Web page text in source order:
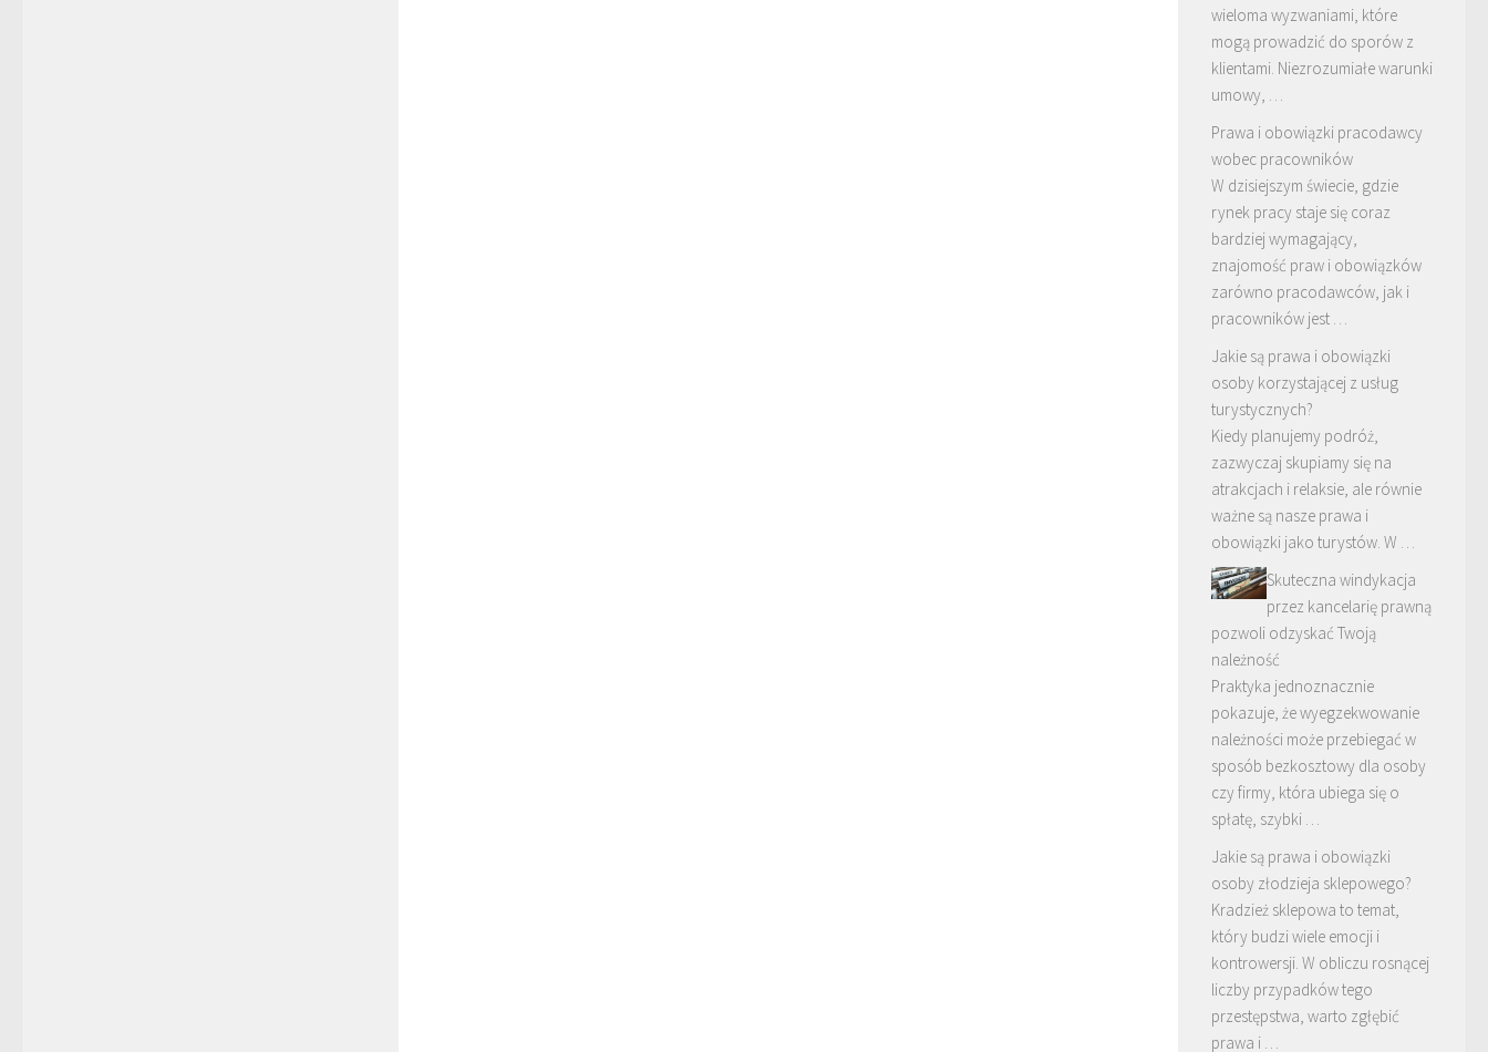
wieloma wyzwaniami, które
mogą prowadzić do sporów z
klientami. Niezrozumiałe warunki
umowy, …
Prawa i obowiązki pracodawcy
wobec pracowników
W dzisiejszym świecie, gdzie
rynek pracy staje się coraz
bardziej wymagający,
znajomość praw i obowiązków
zarówno pracodawców, jak i
pracowników jest …
Jakie są prawa i obowiązki
osoby korzystającej z usług
turystycznych?
Kiedy planujemy podróż,
zazwyczaj skupiamy się na
atrakcjach i relaksie, ale równie
ważne są nasze prawa i
obowiązki jako turystów. W …
Skuteczna windykacja
przez kancelarię prawną
pozwoli odzyskać Twoją
należność
Praktyka jednoznacznie
pokazuje, że wyegzekwowanie
należności może przebiegać w
sposób bezkosztowy dla osoby
czy firmy, która ubiega się o
spłatę, szybki …
Jakie są prawa i obowiązki
osoby złodzieja sklepowego?
Kradzież sklepowa to temat,
który budzi wiele emocji i
kontrowersji. W obliczu rosnącej
liczby przypadków tego
przestępstwa, warto zgłębić
prawa i …